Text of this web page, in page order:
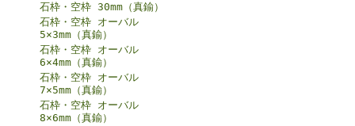
石枠・空枠 30mm（真鍮）
石枠・空枠 オーバル
5×3mm（真鍮）
石枠・空枠 オーバル
6×4mm（真鍮）
石枠・空枠 オーバル
7×5mm（真鍮）
石枠・空枠 オーバル
8×6mm（真鍮）